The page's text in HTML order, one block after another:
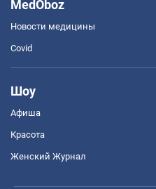
MedOboz
Новости медицины
Covid
Шоу
Афиша
Красота
Женский Журнал